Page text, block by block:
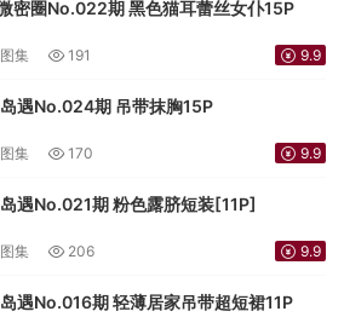
密圈No.022期 黑色猫耳蕾丝女仆15P
集 191 9.9
遇No.024期 吊带抹胸15P
集 170 9.9
遇No.021期 粉色露脐短装[11P]
集 206 9.9
遇No.016期 轻薄居家吊带超短裙11P